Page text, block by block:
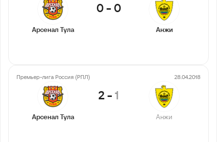
Арсенал Тула
0 - 0
Анжи
Премьер-лига Россия (РПЛ) 28.04.2018
Арсенал Тула
2-1
Анжи